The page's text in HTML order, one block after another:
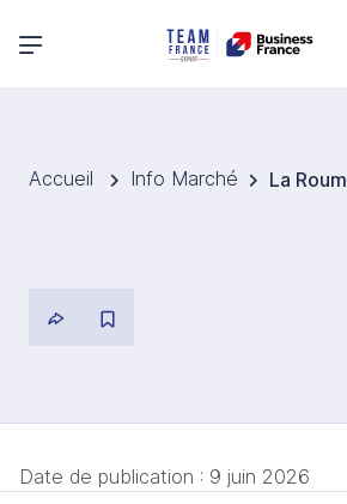
Menu principal
Accueil Info Marché
Date de publication : 9 juin 2026